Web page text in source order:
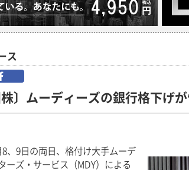
ス
株〕ムーディーズの銀行格下げ
、9日の両日、格付け大手ムーデ
ーズ・サービス（MDY）による